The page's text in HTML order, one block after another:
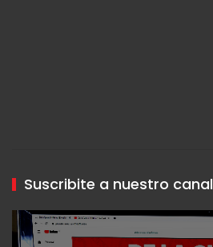
Suscribite a nuestro canal